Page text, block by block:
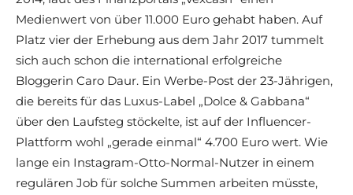
Medienwert von über 11.000 Euro gehabt haben. Auf
Platz vier der Erhebung aus dem Jahr 2017 tummelt
sich auch schon die international erfolgreiche
Bloggerin Caro Daur. Ein Werbe-Post der 23-Jährigen,
die bereits für das Luxus-Label „Dolce & Gabbana“
über den Laufsteg stöckelte, ist auf der Influencer-
Plattform wohl „gerade einmal“ 4.700 Euro wert. Wie
lange ein Instagram-Otto-Normal-Nutzer in einem
regulären Job für solche Summen arbeiten müsste,